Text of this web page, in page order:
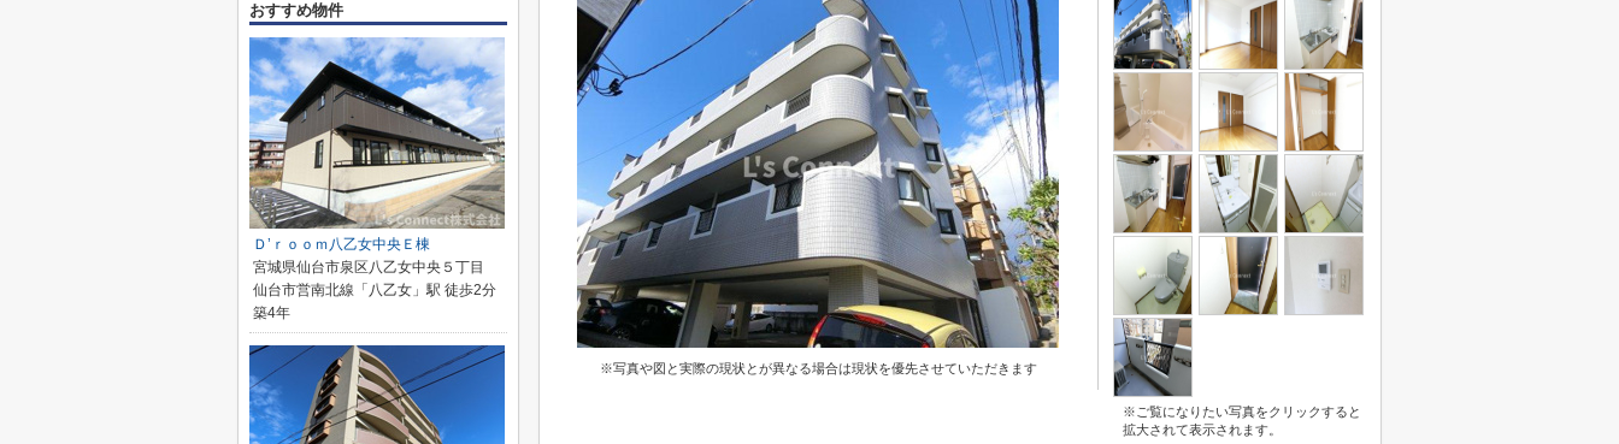
※写真や図と実際の現状とが異なる場合は現状を優先させていただきます
※ご覧になりたい写真をクリックすると
拡大されて表示されます。
おすすめ物件
Ｄ’ｒｏｏｍ八乙女中央Ｅ棟
宮城県仙台市泉区八乙女中央５丁目
仙台市営南北線「八乙女」駅 徒歩2分
築4年